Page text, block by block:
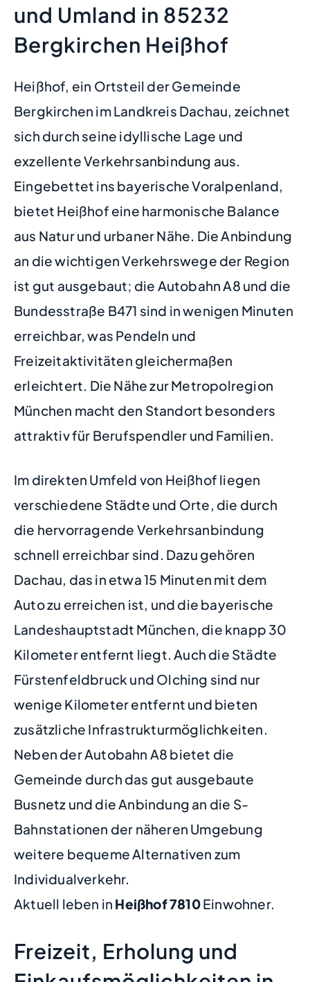
und Umland in 85232
Bergkirchen Heißhof
Heißhof, ein Ortsteil der Gemeinde
Bergkirchen im Landkreis Dachau, zeichnet
sich durch seine idyllische Lage und
exzellente Verkehrsanbindung aus.
Eingebettet ins bayerische Voralpenland,
bietet Heißhof eine harmonische Balance
aus Natur und urbaner Nähe. Die Anbindung
an die wichtigen Verkehrswege der Region
ist gut ausgebaut; die Autobahn A8 und die
Bundesstraße B471 sind in wenigen Minuten
erreichbar, was Pendeln und
Freizeitaktivitäten gleichermaßen
erleichtert. Die Nähe zur Metropolregion
München macht den Standort besonders
attraktiv für Berufspendler und Familien.
Im direkten Umfeld von Heißhof liegen
verschiedene Städte und Orte, die durch
die hervorragende Verkehrsanbindung
schnell erreichbar sind. Dazu gehören
Dachau, das in etwa 15 Minuten mit dem
Auto zu erreichen ist, und die bayerische
Landeshauptstadt München, die knapp 30
Kilometer entfernt liegt. Auch die Städte
Fürstenfeldbruck und Olching sind nur
wenige Kilometer entfernt und bieten
zusätzliche Infrastrukturmöglichkeiten.
Neben der Autobahn A8 bietet die
Gemeinde durch das gut ausgebaute
Busnetz und die Anbindung an die S-
Bahnstationen der näheren Umgebung
weitere bequeme Alternativen zum
Individualverkehr.
Aktuell leben in Heißhof7810Einwohner.
Freizeit, Erholung und